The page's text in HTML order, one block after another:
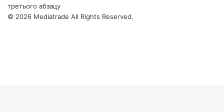
третього абзацу
© 2026 Mediatrade All Rights Reserved.